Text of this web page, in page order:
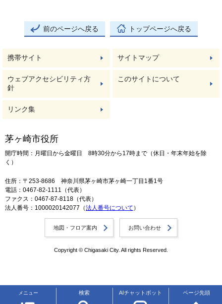
前のページへ戻る トップページへ戻る
メニュー 検索 AIチャットボット ページ先頭
携帯サイト サイトマップ
ウェブアクセシビリティ方
針
このサイトについて
リンク集
茅ヶ崎市役所
開庁時間：月曜日から金曜日 8時30分から17時まで（休日・年末年始を除
く）
住所：〒253-8686 神奈川県茅ヶ崎市茅ヶ崎一丁目1番1号
電話：0467-82-1111（代表）
ファクス：0467-87-8118（代表）
法人番号：1000020142077（法人番号について ）
地図・フロア案内 お問い合わせ
Copyright © Chigasaki City. All rights Reserved.